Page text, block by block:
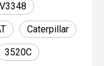
Caterpillar
3520C